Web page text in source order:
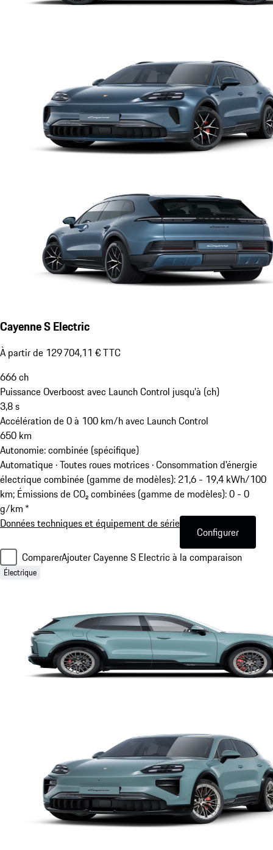
Cayenne S Electric
À partir de 129 704,11 € TTC
666ch
Puissance Overboost avec Launch Control jusqu'à (ch)
3,8s
Accélération de 0 à 100 km/h avec Launch Control
650 km
Autonomie: combinée (spécifique)
Automatique · Toutes roues motrices ·Consommation d'énergie
électrique combinée (gamme de modèles): 21,6 - 19,4 kWh/100
km; Émissions de CO₂ combinées (gamme de modèles): 0 - 0
g/km *
Données techniques et équipement de série
Configurer
ComparerAjouter Cayenne S Electric à la comparaison
Électrique